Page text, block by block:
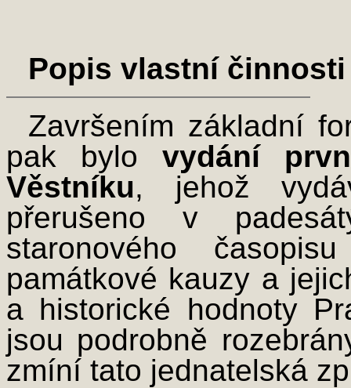
Popis vlastní činnosti
Završením základní
pak bylo vydání
Věstníku, jehož
přerušeno v
staronového
památkové kauzy a
a historické hodnoty
jsou podrobně
zmíní tato jednatelská